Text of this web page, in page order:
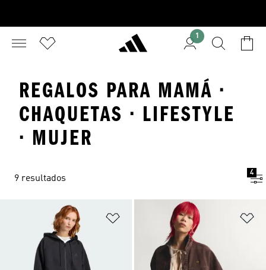
1
REGALOS PARA MAMÁ ·
CHAQUETAS · LIFESTYLE
· MUJER
9 resultados
4
Añadir a la lista de deseos